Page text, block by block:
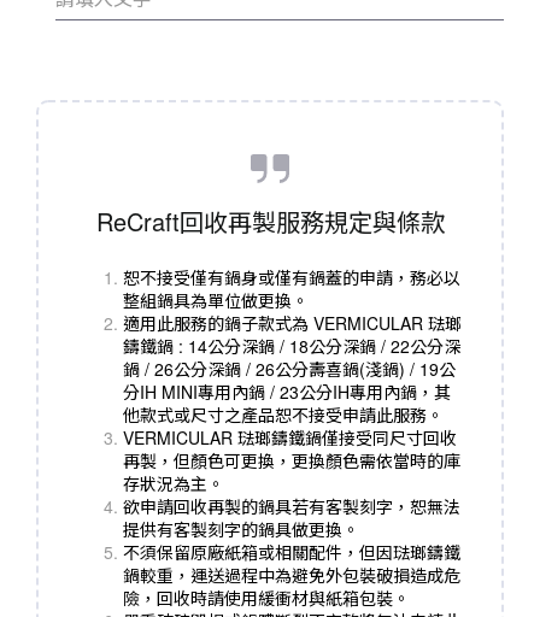
ReCraft回收再製服務規定與條款
恕不接受僅有鍋身或僅有鍋蓋的申請，務必以
整組鍋具為單位做更換。
適用此服務的鍋子款式為 VERMICULAR 琺瑯
鑄鐵鍋 : 14公分深鍋 / 18公分深鍋 / 22公分深
鍋 / 26公分深鍋 / 26公分壽喜鍋(淺鍋) / 19公
分IH MINI專用內鍋 / 23公分IH專用內鍋，其
他款式或尺寸之產品恕不接受申請此服務。
VERMICULAR 琺瑯鑄鐵鍋僅接受同尺寸回收
再製，但顏色可更換，更換顏色需依當時的庫
存狀況為主。
欲申請回收再製的鍋具若有客製刻字，恕無法
提供有客製刻字的鍋具做更換。
不須保留原廠紙箱或相關配件，但因琺瑯鑄鐵
鍋較重，運送過程中為避免外包裝破損造成危
險，回收時請使用緩衝材與紙箱包裝。